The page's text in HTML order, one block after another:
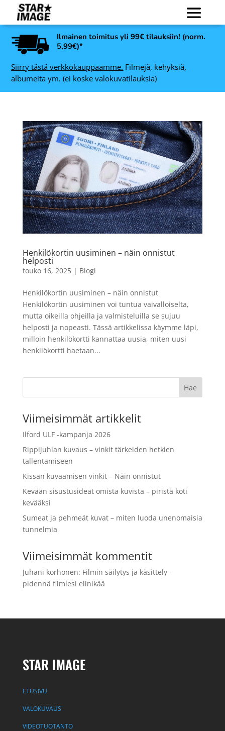
Ilmainen toimitus yli 99€ tilauksiin! (norm.
5,99€)*
Siirry tästä verkkokauppaamme. Filmejä, kehyksiä,
albumeita ym. (ei koske valokuvatilauksia)
Henkilökortin uusiminen – näin onnistut
helposti
touko 16, 2025| Blogi
Henkilökortin uusiminen – näin onnistut
Henkilökortin uusiminen voi tuntua vaivalloiselta,
mutta oikeilla ohjeilla ja valmisteluilla se sujuu
helposti ja nopeasti. Tässä artikkelissa käymme läpi,
milloin henkilökortti kannattaa uusia, miten uusi
henkilökortti haetaan...
Viimeisimmät artikkelit
Ilford ULF -kampanja 2026
Rippijuhlan kuvaus – vinkit tärkeiden hetkien
tallentamiseen
Kissan kuvaamisen vinkit – Näin onnistut
Kevään sisustusideat omista kuvista – piristä koti
kevääksi
Sumeat ja pehmeät kuvat – miten luoda unenomaisia
tunnelmia
Viimeisimmät kommentit
Juhani korhonen: Filmin säilytys ja käsittely –
pidennä filmiesi elinikää
STAR IMAGE
ETUSIVU
VALOKUVAUS
VIDEOTUOTANTO
Muki omalla kuvalla,
tummansininen